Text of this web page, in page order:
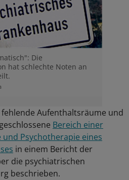
Die
hat schlechte Noten an
fehlende Aufenthaltsräume und
Bereich einer
Psychotherapie eines
in einem Bericht der
die psychiatrischen
beschrieben.